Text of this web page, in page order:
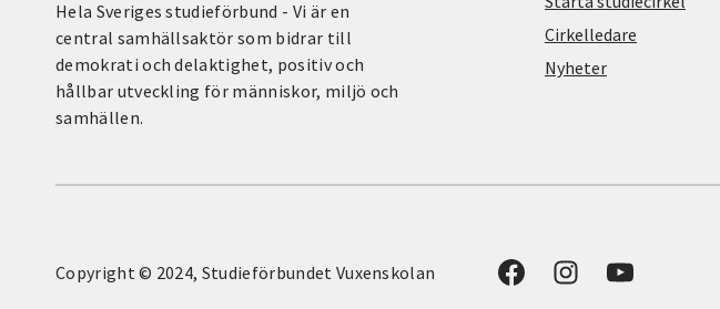
Hela Sveriges studieförbund - Vi är en
central samhällsaktör som bidrar till
demokrati och delaktighet, positiv och
hållbar utveckling för människor, miljö och
samhällen.
Cirkelledare
Nyheter
Copyright © 2024, Studieförbundet Vuxenskolan